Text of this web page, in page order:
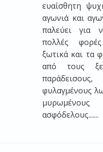
ευαίσθητη
αγωνιά και
παλεύει για
πολλές
ξωτικά και τα
από τους
φυλαγμένους
μυρωμένους
ασφόδελους.......